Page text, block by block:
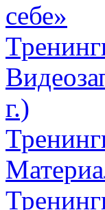
себе»
г.)